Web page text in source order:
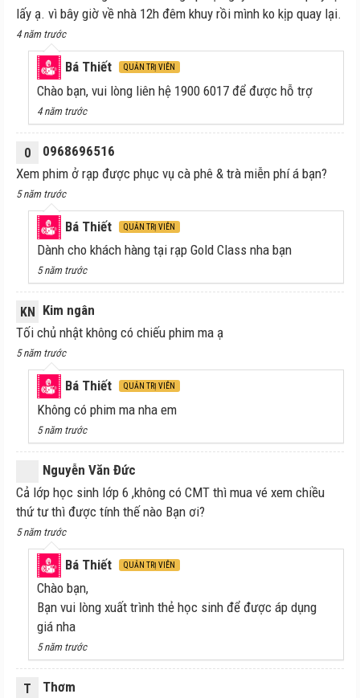
lấy ạ. vì bây giờ về nhà 12h đêm khuy rồi mình ko kịp quay lại.
4 năm trước
Bá Thiết QUẢN TRỊ VIÊN
Chào bạn, vui lòng liên hệ 1900 6017 để được hỗ trợ
4 năm trước
0
0968696516
Xem phim ở rạp được phục vụ cà phê & trà miễn phí á bạn?
5 năm trước
Bá Thiết QUẢN TRỊ VIÊN
Dành cho khách hàng tại rạp Gold Class nha bạn
5 năm trước
KN
Kim ngân
Tối chủ nhật không có chiếu phim ma ạ
5 năm trước
Bá Thiết QUẢN TRỊ VIÊN
Không có phim ma nha em
5 năm trước
Nguyễn Văn Đức
Cả lớp học sinh lớp 6 ,không có CMT thì mua vé xem chiều
thứ tư thì được tính thế nào Bạn ơi?
5 năm trước
Bá Thiết QUẢN TRỊ VIÊN
Chào bạn,
Bạn vui lòng xuất trình thẻ học sinh để được áp dụng
giá nha
5 năm trước
T
Thơm